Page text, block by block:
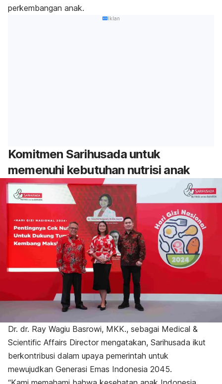
perkembangan anak.
Iklan
Komitmen Sarihusada untuk
memenuhi kebutuhan nutrisi anak
Dr. dr. Ray Wagiu Basrowi, MKK., sebagai Medical &
Scientific Affairs Director mengatakan, Sarihusada ikut
berkontribusi dalam upaya pemerintah untuk
mewujudkan Generasi Emas Indonesia 2045.